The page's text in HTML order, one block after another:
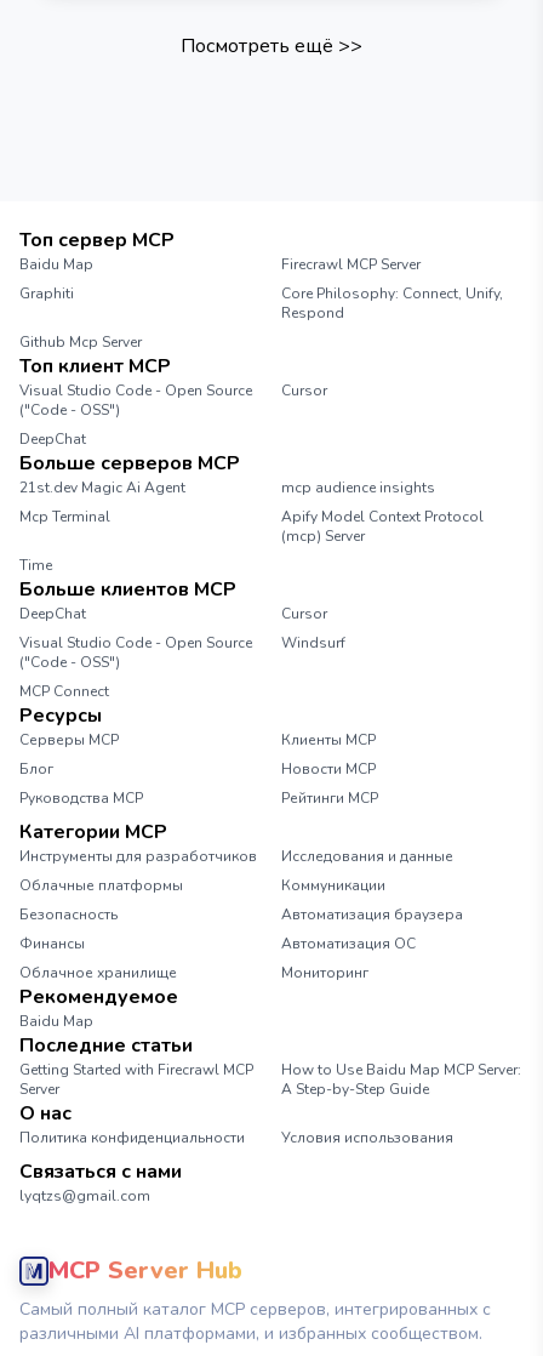
Посмотреть ещё >>
Топ сервер MCP
Baidu Map
Firecrawl MCP Server
Graphiti
Core Philosophy: Connect, Unify,
Respond
Github Mcp Server
Топ клиент MCP
Visual Studio Code - Open Source
("Code - OSS")
Cursor
DeepChat
Больше серверов MCP
21st.dev Magic Ai Agent
mcp audience insights
Mcp Terminal
Apify Model Context Protocol
(mcp) Server
Time
Больше клиентов MCP
DeepChat
Cursor
Visual Studio Code - Open Source
("Code - OSS")
Windsurf
MCP Connect
Ресурсы
Серверы MCP
Клиенты MCP
Блог
Новости MCP
Руководства MCP
Рейтинги MCP
Категории MCP
Инструменты для разработчиков
Исследования и данные
Облачные платформы
Коммуникации
Безопасность
Автоматизация браузера
Финансы
Автоматизация ОС
Облачное хранилище
Мониторинг
Рекомендуемое
Baidu Map
Последние статьи
Getting Started with Firecrawl MCP
Server
How to Use Baidu Map MCP Server:
A Step-by-Step Guide
О нас
Политика конфиденциальности Условия использования
Связаться с нами
lyqtzs@gmail.com
MCP Server Hub
Самый полный каталог MCP серверов, интегрированных с
различными AI платформами, и избранных сообществом.